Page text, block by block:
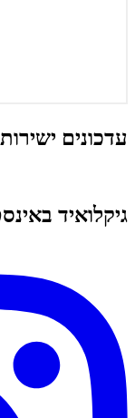
עדכונים ישירות
גיקלואיד